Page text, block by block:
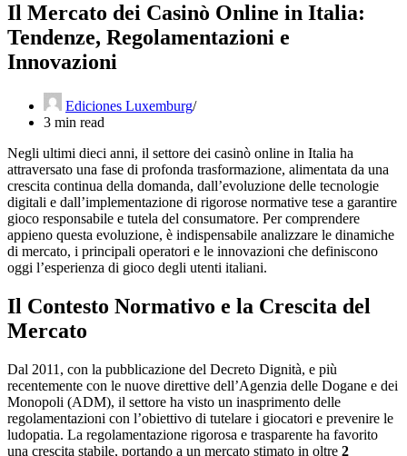
Il Mercato dei Casinò Online in Italia:
Tendenze, Regolamentazioni e
Innovazioni
Ediciones Luxemburg
3 min read
Negli ultimi dieci anni, il settore dei casinò online in Italia ha
attraversato una fase di profonda trasformazione, alimentata da una
crescita continua della domanda, dall’evoluzione delle tecnologie
digitali e dall’implementazione di rigorose normative tese a garantire
gioco responsabile e tutela del consumatore. Per comprendere
appieno questa evoluzione, è indispensabile analizzare le dinamiche
di mercato, i principali operatori e le innovazioni che definiscono
oggi l’esperienza di gioco degli utenti italiani.
Il Contesto Normativo e la Crescita del
Mercato
Dal 2011, con la pubblicazione del Decreto Dignità, e più
recentemente con le nuove direttive dell’Agenzia delle Dogane e dei
Monopoli (ADM), il settore ha visto un inasprimento delle
regolamentazioni con l’obiettivo di tutelare i giocatori e prevenire le
ludopatia. La regolamentazione rigorosa e trasparente ha favorito
una crescita stabile, portando a un mercato stimato in oltre 2